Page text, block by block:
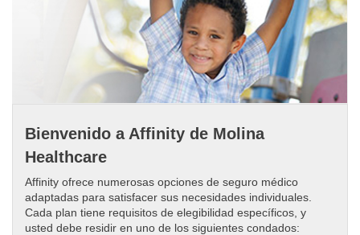
Bienvenido a Affinity de Molina
Healthcare
Affinity ofrece numerosas opciones de seguro médico
adaptadas para satisfacer sus necesidades individuales.
Cada plan tiene requisitos de elegibilidad específicos, y
usted debe residir en uno de los siguientes condados: